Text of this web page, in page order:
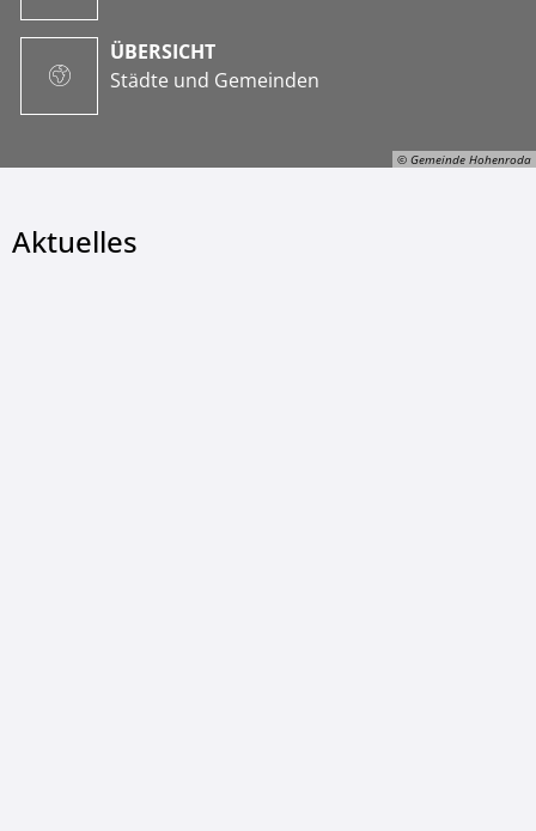
© Gemeinde Hohenroda
ÜBERSICHT
Städte und Gemeinden
Aktuelles